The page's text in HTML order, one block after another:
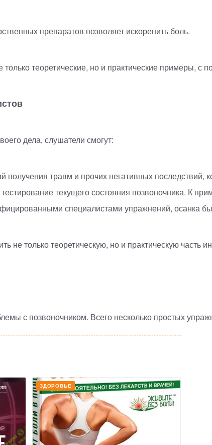
препаратов позволяет искоренить боль.
теоретические, но и практические примеры,
дела, слушатели смогут:
получения травм и прочих негативных
текущего состояния позвоночника.
специалистами упражнений,
не только теоретическую, но и практическую
с позвоночником. Всего несколько простых
ЗДОРОВЬЕ